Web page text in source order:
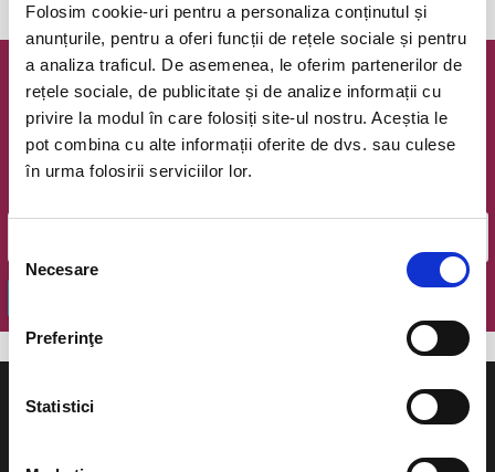
Folosim cookie-uri pentru a personaliza conținutul și
anunțurile, pentru a oferi funcții de rețele sociale și pentru
a analiza traficul. De asemenea, le oferim partenerilor de
rețele sociale, de publicitate și de analize informații cu
privire la modul în care folosiți site-ul nostru. Aceștia le
pot combina cu alte informații oferite de dvs. sau culese
în urma folosirii serviciilor lor.
consimțământului
Necesare
Preferinţe
Statistici
Newsletter @ Bilete.ro
Oferte exclusive si o editie saptamanala cu cele mai noi
evenimente.